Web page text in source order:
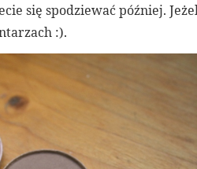
się spodziewać później.
:).